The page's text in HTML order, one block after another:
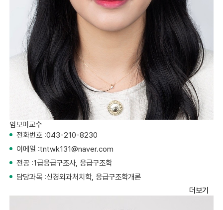
임보미교수
전화번호 :043-210-8230
이메일 :tntwk131@naver.com
전공 :1급응급구조사, 응급구조학
담당과목 :신경외과처치학, 응급구조학개론
더보기